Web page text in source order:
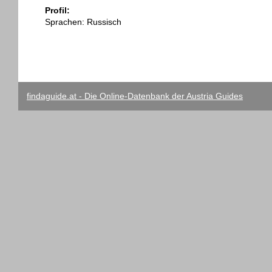
Profil:
Sprachen: Russisch
findaguide.at - Die Online-Datenbank der Austria Guides